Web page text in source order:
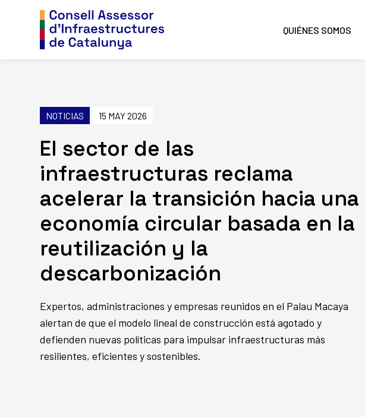
QUIÉNES SOMOS
NOTICIAS 15 MAY 2026
El sector de las
infraestructuras reclama
acelerar la transición hacia una
economía circular basada en la
reutilización y la
descarbonización
Expertos, administraciones y empresas reunidos en el Palau Macaya
alertan de que el modelo lineal de construcción está agotado y
defienden nuevas políticas para impulsar infraestructuras más
resilientes, eficientes y sostenibles.